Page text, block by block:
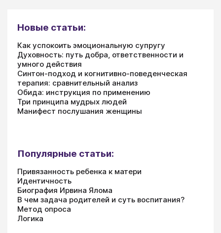
Новые статьи:
Как успокоить эмоциональную супругу
Духовность: путь добра, ответственности и
умного действия
Синтон-подход и когнитивно-поведенческая
терапия: сравнительный анализ
Обида: инструкция по применению
Три принципа мудрых людей
Манифест послушания женщины
Популярные статьи:
Привязанность ребенка к матери
Идентичность
Биография Ирвина Ялома
В чем задача родителей и суть воспитания?
Метод опроса
Логика